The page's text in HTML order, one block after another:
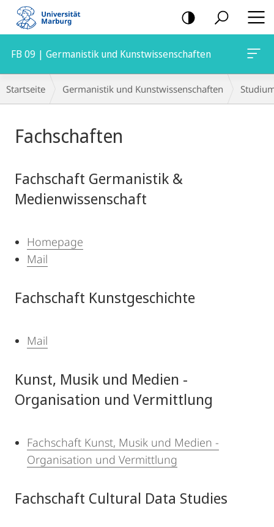
Mobile-
Navigation
FB 09 | Germanistik und Kunstwissenschaften
Breadcrumb-
Navigation
Startseite Germanistik und Kunstwissenschaften
Fachschaften
Fachschaft Germanistik &
Medienwissenschaft
Homepage
Mail
Fachschaft Kunstgeschichte
Mail
Kunst, Musik und Medien -
Organisation und Vermittlung
Fachschaft Kunst, Musik und Medien -
Organisation und Vermittlung
Fachschaft Cultural Data Studies